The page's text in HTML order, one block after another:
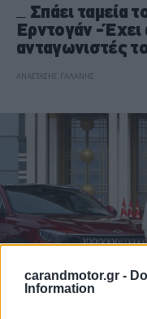
carandmotor.gr -
Information
Σπάει ταμεία
Ερντογάν -Έχει
ανταγωνιστές
ΑΝΑΣΤΑΣΗΣ ΓΑΛΑΝΗΣ